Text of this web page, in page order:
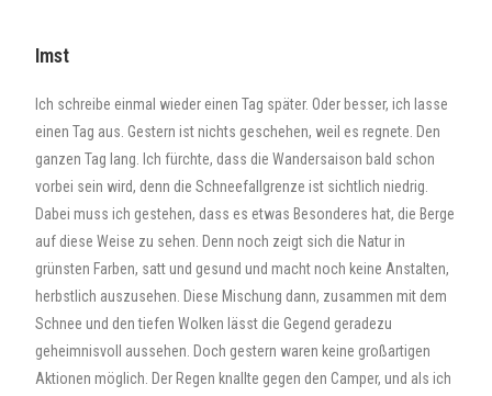
Imst
Ich schreibe einmal wieder einen Tag später. Oder besser, ich lasse
einen Tag aus. Gestern ist nichts geschehen, weil es regnete. Den
ganzen Tag lang. Ich fürchte, dass die Wandersaison bald schon
vorbei sein wird, denn die Schneefallgrenze ist sichtlich niedrig.
Dabei muss ich gestehen, dass es etwas Besonderes hat, die Berge
auf diese Weise zu sehen. Denn noch zeigt sich die Natur in
grünsten Farben, satt und gesund und macht noch keine Anstalten,
herbstlich auszusehen. Diese Mischung dann, zusammen mit dem
Schnee und den tiefen Wolken lässt die Gegend geradezu
geheimnisvoll aussehen. Doch gestern waren keine großartigen
Aktionen möglich. Der Regen knallte gegen den Camper, und als ich